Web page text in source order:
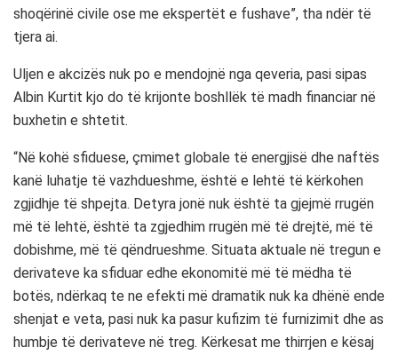
shoqërinë civile ose me ekspertët e fushave”, tha ndër të
tjera ai.
Uljen e akcizës nuk po e mendojnë nga qeveria, pasi sipas
Albin Kurtit kjo do të krijonte boshllëk të madh financiar në
buxhetin e shtetit.
“Në kohë sfiduese, çmimet globale të energjisë dhe naftës
kanë luhatje të vazhdueshme, është e lehtë të kërkohen
zgjidhje të shpejta. Detyra jonë nuk është ta gjejmë rrugën
më të lehtë, është ta zgjedhim rrugën më të drejtë, më të
dobishme, më të qëndrueshme. Situata aktuale në tregun e
derivateve ka sfiduar edhe ekonomitë më të mëdha të
botës, ndërkaq te ne efekti më dramatik nuk ka dhënë ende
shenjat e veta, pasi nuk ka pasur kufizim të furnizimit dhe as
humbje të derivateve në treg. Kërkesat me thirrjen e kësaj